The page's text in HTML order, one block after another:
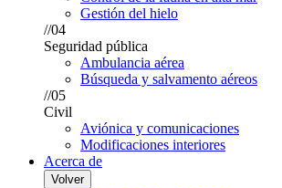
Gestión del hielo
//04
Seguridad pública
Ambulancia aérea
Búsqueda y salvamento aéreos
//05
Civil
Aviónica y comunicaciones
Modificaciones interiores
Acerca de
Volver